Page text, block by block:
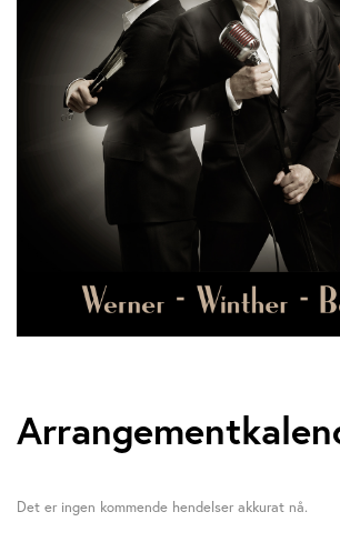
Det er ingen kommende hendelser akkurat nå.